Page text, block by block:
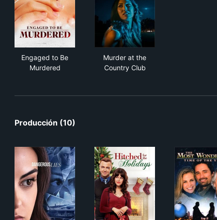
Engaged to Be
Murdered
Murder at the
Country Club
Producción (10)